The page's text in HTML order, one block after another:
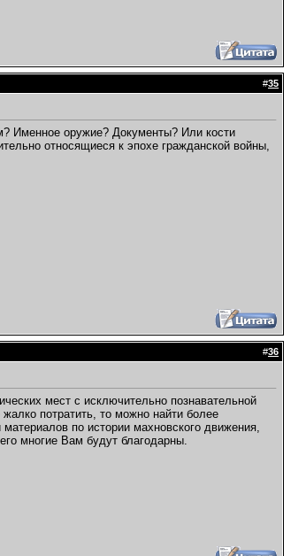
#35
Именное оружие? Документы? Или кости
относящиеся к эпохе гражданской войны,
#36
мест с исключительно познавательной
потратить, то можно найти более
по истории махновского движения,
многие Вам будут благодарны.